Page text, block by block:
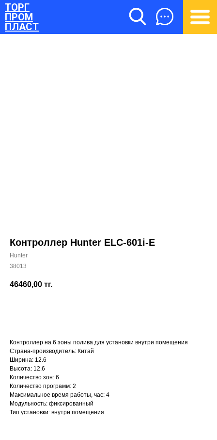
ТОРГ
ПРОМ
ПЛАСТ
Контроллер Hunter ELC-601i-E
Hunter
38013
46460,00 тг.
Контроллер на 6 зоны полива для установки внутри помещения
Страна-производитель: Китай
Ширина: 12.6
Высота: 12.6
Количество зон: 6
Количество программ: 2
Максимальное время работы, час: 4
Модульность: фиксированный
Тип установки: внутри помещения